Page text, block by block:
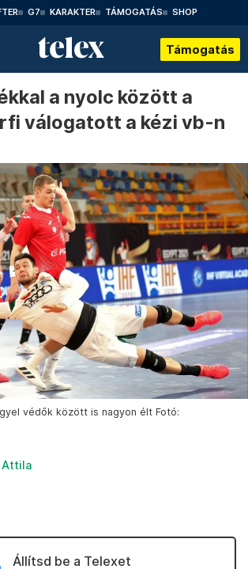
G7 KARAKTER TÁMOGATÁS SHOP
Támogatás
a nyolc között a
válogatott a kézi vb-n
védők között is nagyon élt Fotó:
Attila
Állítsd be a Telexet